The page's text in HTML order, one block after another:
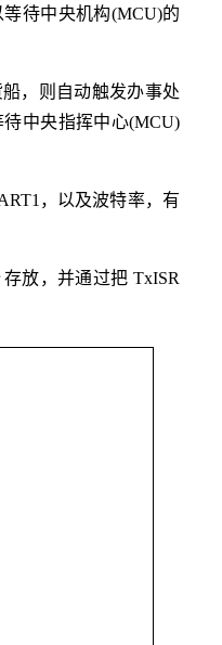
待中央机构(MCU)的
，则自动触发办事处
中央指挥中心(MCU)
，以及波特率，有
放，并通过把 TxISR